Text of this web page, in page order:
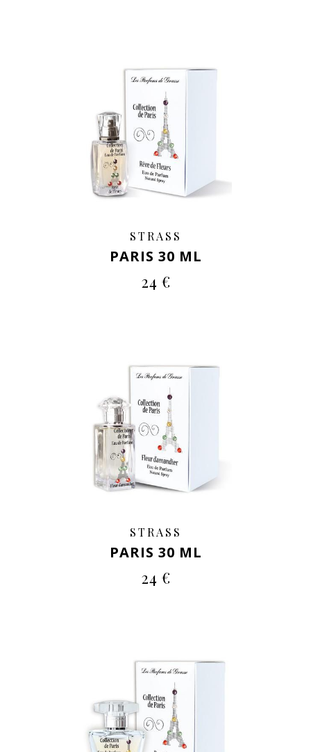
STRASS
PARIS 30 ML
24 €
STRASS
PARIS 30 ML
24 €